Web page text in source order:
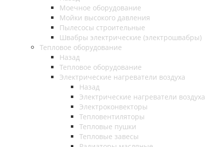
Моечное оборудование
Мойки высокого давления
Пылесосы строительные
Швабры электрические (электрошвабры)
Тепловое оборудование
Назад
Тепловое оборудование
Электрические нагреватели воздуха
Назад
Электрические нагреватели воздуха
Электроконвекторы
Тепловентиляторы
Тепловые пушки
Тепловые завесы